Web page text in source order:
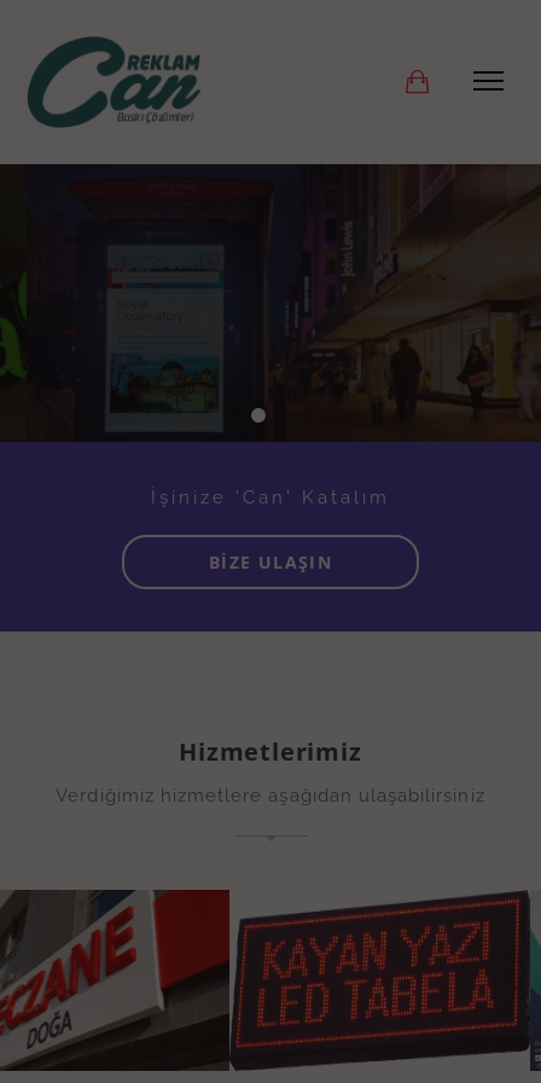
HİZMETLERİ
Açıkhava Reklamcılığı, Cephe
Giydirme, Bilbooard, Durak Pano
Giydirme Hizmetleri
İşinize 'Can' Katalım
BİZE ULAŞIN
Hizmetlerimiz
Verdiğimiz hizmetlere aşağıdan ulaşabilirsiniz